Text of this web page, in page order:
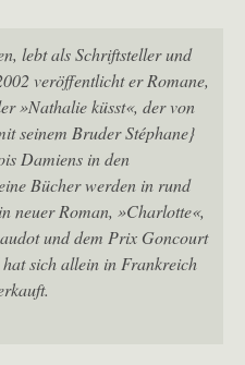
lebt als Schriftsteller und
veröffentlicht er Romane,
»Nathalie küsst«, der von
seinem Bruder Stéphane}
Damiens in den
Bücher werden in rund
neuer Roman, »Charlotte«,
und dem Prix Goncourt
hat sich allein in Frankreich